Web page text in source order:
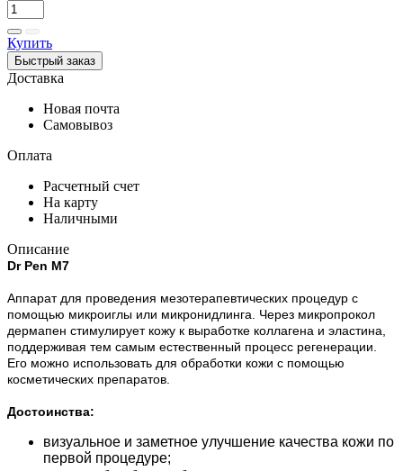
Купить
Быстрый заказ
Доставка
Новая почта
Самовывоз
Оплата
Расчетный счет
На карту
Наличными
Описание
Dr Pen M7
Аппарат для проведения мезотерапевтических процедур с
помощью микроиглы или микронидлинга. Через микропрокол
дермапен стимулирует кожу к выработке коллагена и эластина,
поддерживая тем самым естественный процесс регенерации.
Его можно использовать для обработки кожи с помощью
косметических препаратов.
Достоинства:
визуальное и заметное улучшение качества кожи по
первой процедуре;